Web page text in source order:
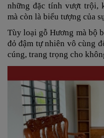
những đặc tính vượt trội,
mà còn là biểu tượng của
Tùy loại gỗ Hương mà bộ
đỏ đậm tự nhiên vô cùng
cúng, trang trọng cho